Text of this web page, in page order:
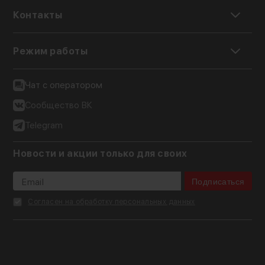
Контакты
Режим работы
Чат с оператором
Сообщество ВК
Telegram
Новости и акции только для своих
Подписаться